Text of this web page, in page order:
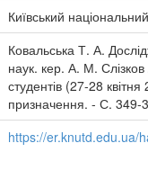
Київський
Ковальська Т. А.
наук. кер. А. М. Слізков
студентів (27-28
призначення. - С. 349-
https://er.knutd.edu.ua/